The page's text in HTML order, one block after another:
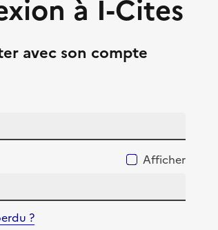
à I-Cites
avec son compte
Afficher
?